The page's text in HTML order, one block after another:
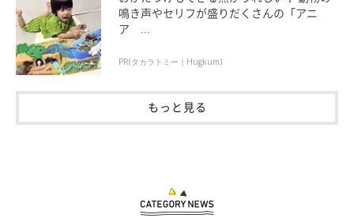
でご投稿いただいた素敵な写真・動画を紹介しています。
参照／Instagram（ ＠hiro.m2017 ）
鳴き声やセリフが盛りだくさんの「アニ
ア ...
PR(タカラトミー｜Hugkum)
もっと見る